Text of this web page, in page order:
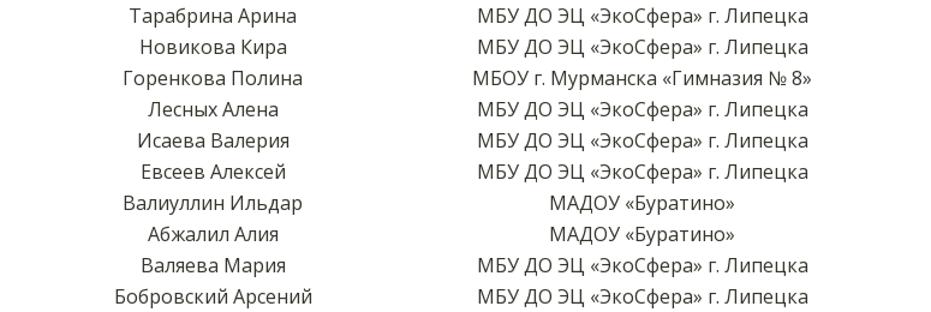
Тарабрина Арина
МБУ ДО ЭЦ «ЭкоСфера» г. Липецка
Новикова Кира
МБУ ДО ЭЦ «ЭкоСфера» г. Липецка
Горенкова Полина
МБОУ г. Мурманска «Гимназия № 8»
Лесных Алена
МБУ ДО ЭЦ «ЭкоСфера» г. Липецка
Исаева Валерия
МБУ ДО ЭЦ «ЭкоСфера» г. Липецка
Евсеев Алексей
МБУ ДО ЭЦ «ЭкоСфера» г. Липецка
Валиуллин Ильдар
МАДОУ «Буратино»
Абжалил Алия
МАДОУ «Буратино»
Валяева Мария
МБУ ДО ЭЦ «ЭкоСфера» г. Липецка
Бобровский Арсений
МБУ ДО ЭЦ «ЭкоСфера» г. Липецка